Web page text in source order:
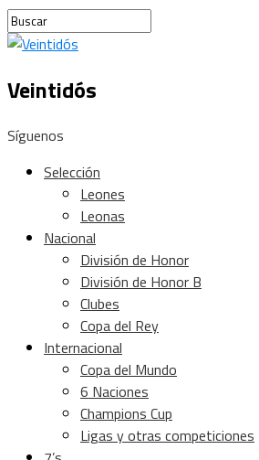
Veintidós
Síguenos
Selección
Leones
Leonas
Nacional
División de Honor
División de Honor B
Clubes
Copa del Rey
Internacional
Copa del Mundo
6 Naciones
Champions Cup
Ligas y otras competiciones